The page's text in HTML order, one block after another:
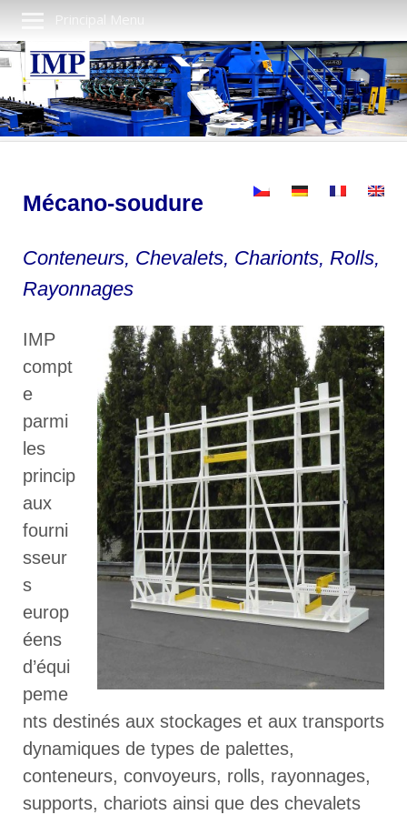
Principal Menu
Mécano-soudure
Conteneurs, Chevalets, Charionts, Rolls,
Rayonnages
IMP
compt
e
parmi
les
princip
aux
fourni
sseur
s
europ
éens
d’équi
peme
nts destinés aux stockages et aux transports
dynamiques de types de palettes,
conteneurs, convoyeurs, rolls, rayonnages,
supports, chariots ainsi que des chevalets